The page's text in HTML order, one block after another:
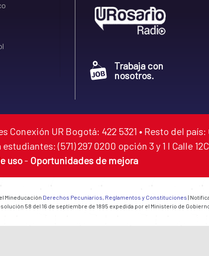
Trabaja con
nosotros.
Conexión UR Bogotá: 422 5321 • Resto del país:
(571) 297 0200 opción 3 y 1 I Calle
uso - Oportunidades de mejora
Mineducación Derechos Pecuniarios, Reglamentos y Constituciones |
58 del 16 de septiembre de 1895 expedida por el Ministerio de